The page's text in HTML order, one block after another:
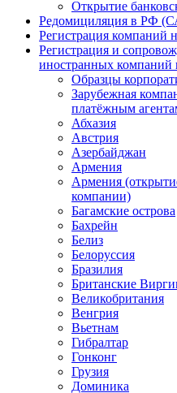
Открытие
Редомициляция в РФ
Регистрация компаний
Регистрация и
иностранных компаний
Образцы
Зарубежная
платёжным
Абхазия
Австрия
Азербайджан
Армения
Армения
компании)
Багамские острова
Бахрейн
Белиз
Белоруссия
Бразилия
Британские
Великобритания
Венгрия
Вьетнам
Гибралтар
Гонконг
Грузия
Доминика